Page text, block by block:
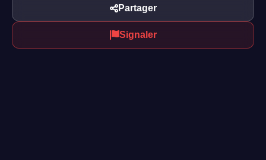
Partager
Signaler